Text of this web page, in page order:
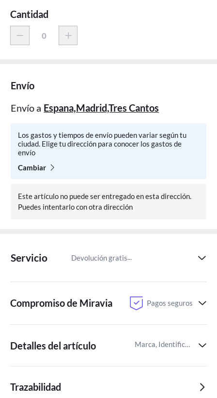
Cantidad
Envío
Envío a Espana,Madrid,Tres Cantos
Los gastos y tiempos de envío pueden variar según tu
ciudad. Elige tu dirección para conocer los gastos de
envío
Cambiar
Este artículo no puede ser entregado en esta dirección.
Puedes intentarlo con otra dirección
Servicio Devolución gratis Paga
Compromiso de Miravia Pagos seguros
Detalles del artículo Marca, Identificador del artículo de Miravia
Trazabilidad